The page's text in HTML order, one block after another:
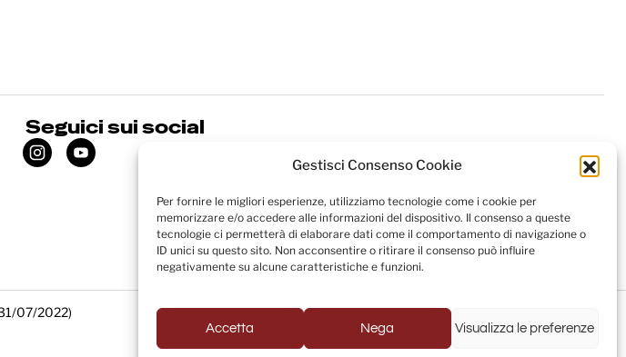
Gestisci Consenso Cookie
Per fornire le migliori esperienze, utilizziamo tecnologie come i cookie per
memorizzare e/o accedere alle informazioni del dispositivo. Il consenso a queste
tecnologie ci permetterà di elaborare dati come il comportamento di navigazione o
ID unici su questo sito. Non acconsentire o ritirare il consenso può influire
negativamente su alcune caratteristiche e funzioni.
Accetta Nega Visualizza le preferenze
Seguici sui social
07/2022) Powered byUSB S.p.A. - Società Benefit